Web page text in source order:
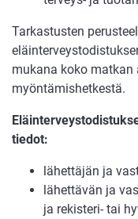
Tarkastusten
mukana koko matkan
myöntämishetkestä.
tiedot:
lähettäjän ja
lähettävän ja
ja rekisteri- tai